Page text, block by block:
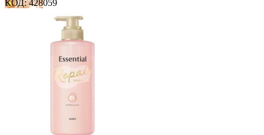
26 баллов
44 балла
1 578.00 Р
за 1.00 мл
КОД: 428059